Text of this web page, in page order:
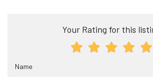
Your Rating for this
Name